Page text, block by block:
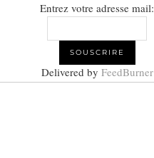
Entrez votre adresse mail:
Delivered by FeedBurner